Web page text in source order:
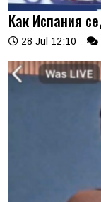
Как Испания
28 Jul 12:10